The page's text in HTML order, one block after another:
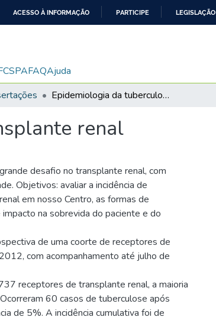
ACESSO À INFORMAÇÃO PARTICIPE LEGISLAÇÃO
FAQAjuda
Epidemiologia da tuberculose após transplante renal
renal
desafio no transplante renal, com
Objetivos: avaliar a incidência de
em nosso Centro, as formas de
na sobrevida do paciente e do
de uma coorte de receptores de
com acompanhamento até julho de
receptores de transplante renal, a maioria
60 casos de tuberculose após
de 5%. A incidência cumulativa foi de